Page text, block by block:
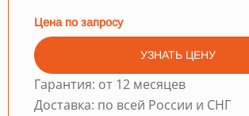
Цена по запросу
УЗНАТЬ ЦЕНУ
Гарантия: от 12 месяцев
Доставка: по всей России и СНГ